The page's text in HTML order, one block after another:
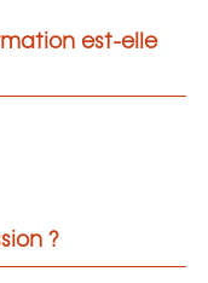
est-elle
?